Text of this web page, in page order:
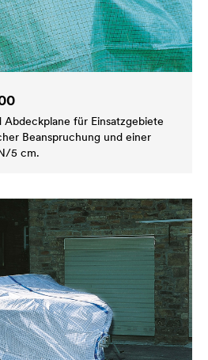
für Einsatzgebiete
Beanspruchung und einer
5 cm.